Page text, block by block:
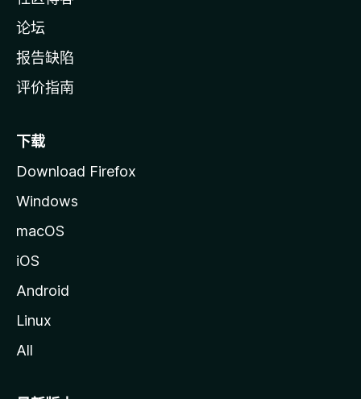
论坛
报告缺陷
评价指南
下载
Download Firefox
Windows
macOS
iOS
Android
Linux
All